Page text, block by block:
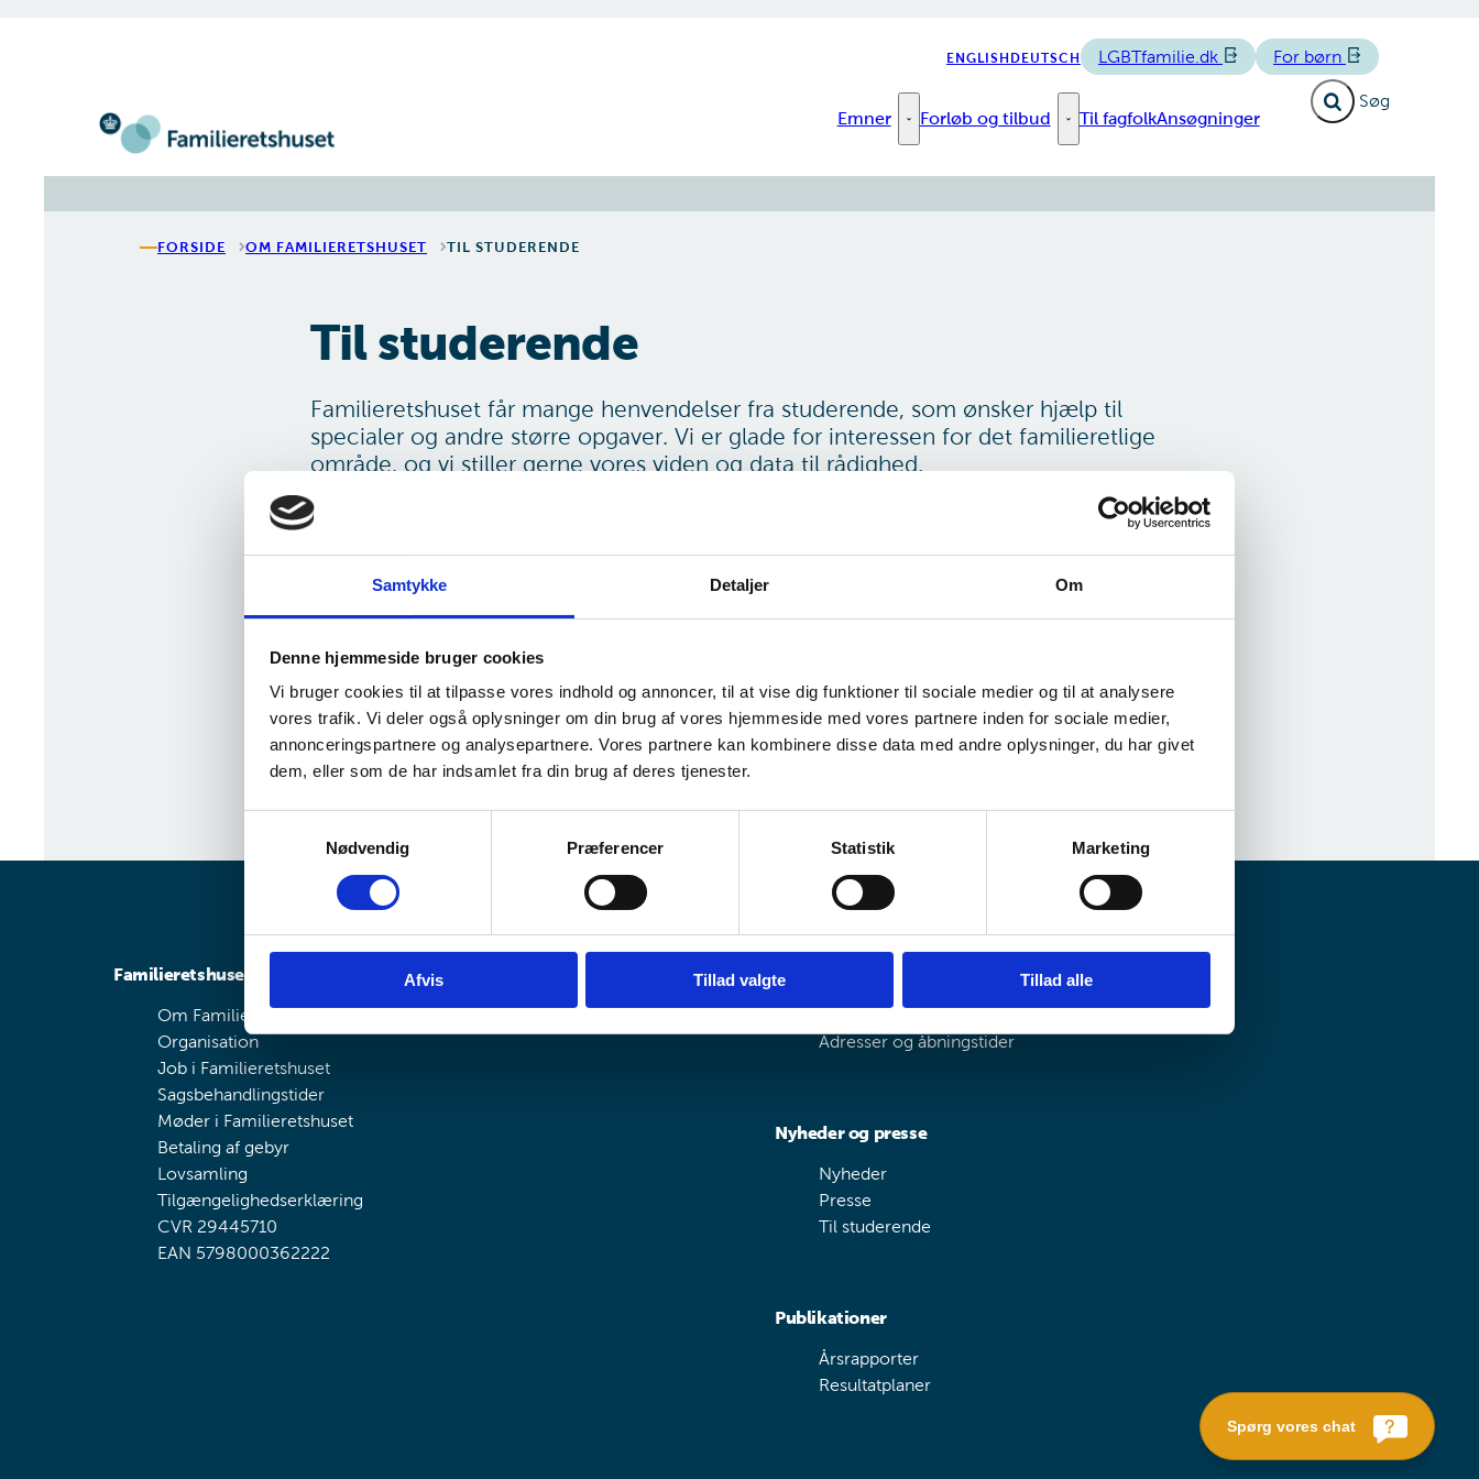
Samtykke Detaljer Om
Denne hjemmeside bruger cookies
Vi bruger cookies til at tilpasse vores indhold og annoncer, til at vise dig funktioner til sociale medier og til at analysere
vores trafik. Vi deler også oplysninger om din brug af vores hjemmeside med vores partnere inden for sociale medier,
annonceringspartnere og analysepartnere. Vores partnere kan kombinere disse data med andre oplysninger, du har givet
dem, eller som de har indsamlet fra din brug af deres tjenester.
k
v
a
Nødvendig Præferencer Statistik Marketing
Afvis Tillad valgte Tillad alle
Gå til forsiden
ENGLISH DEUTSCH LGBTfamilie.dk For børn
Fold søgefelt ud
Emner Emner - Flere links
Forløb og tilbud Forløb og tilbud - Flere links
Til fagfolkAnsøgninger
FORSIDE OM FAMILIERETSHUSET TIL STUDERENDE
Til studerende
Familieretshuset får mange henvendelser fra studerende, som ønsker hjælp til
specialer og andre større opgaver. Vi er glade for interessen for det familieretlige
område, og vi stiller gerne vores viden og data til rådighed.
Du kan finde mange oplysninger på vores hjemmeside. Fx centrale oplysninger om vores forskellige
Hvis du har mere specifikke spørgsmål, skal du sende en mail til
• Hvad handler din opgave om?
• Hvad ønsker du svar på?
• Hvordan skal svarene bruges i din opgave?
• Hvilken rolle spiller Familieretshuset i den sammenhæng?
• Hvilke kilder indgår ellers i din opgave?
Familieretshuset
Om Familieretshuset
Organisation
Job i Familieretshuset
Sagsbehandlingstider
Møder i Familieretshuset
Betaling af gebyr
Lovsamling
Tilgængelighedserklæring
CVR 29445710
EAN 5798000362222
Kontakt og åbningstider
Adresser og åbningstider
Nyheder og presse
Nyheder
Presse
Til studerende
Publikationer
Årsrapporter
Resultatplaner
Spørg vores chat